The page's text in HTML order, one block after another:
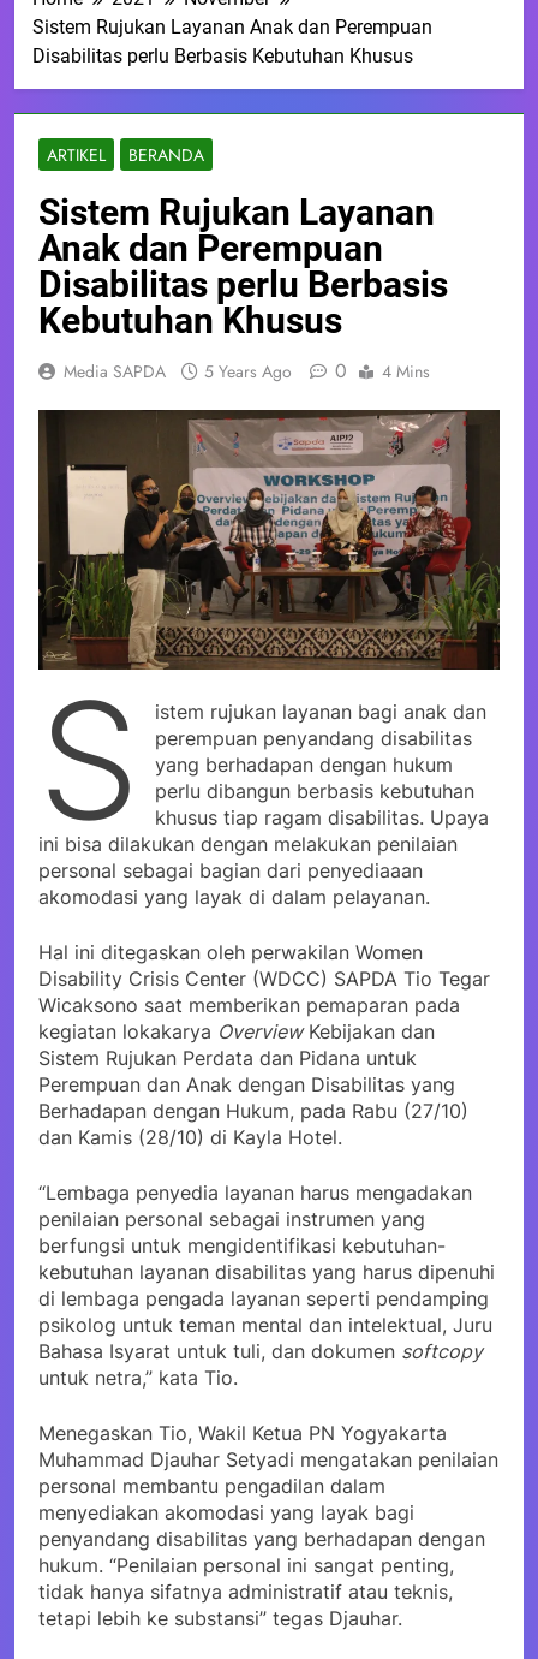
Sistem Rujukan Layanan Anak dan Perempuan
Disabilitas perlu Berbasis Kebutuhan Khusus
ARTIKEL BERANDA
Sistem Rujukan Layanan
Anak dan Perempuan
Disabilitas perlu Berbasis
Kebutuhan Khusus
Media SAPDA 5 Years Ago 0 4 Mins
S
istem rujukan layanan bagi anak dan
perempuan penyandang disabilitas
yang berhadapan dengan hukum
perlu dibangun berbasis kebutuhan
khusus tiap ragam disabilitas. Upaya
ini bisa dilakukan dengan melakukan penilaian
personal sebagai bagian dari penyediaaan
akomodasi yang layak di dalam pelayanan.
Hal ini ditegaskan oleh perwakilan Women
Disability Crisis Center (WDCC) SAPDA Tio Tegar
Wicaksono saat memberikan pemaparan pada
kegiatan lokakarya OverviewKebijakan dan
Sistem Rujukan Perdata dan Pidana untuk
Perempuan dan Anak dengan Disabilitas yang
Berhadapan dengan Hukum, pada Rabu (27/10)
dan Kamis (28/10) di Kayla Hotel.
“Lembaga penyedia layanan harus mengadakan
penilaian personal sebagai instrumen yang
berfungsi untuk mengidentifikasi kebutuhan-
kebutuhan layanan disabilitas yang harus dipenuhi
di lembaga pengada layanan seperti pendamping
psikolog untuk teman mental dan intelektual, Juru
Bahasa Isyarat untuk tuli, dan dokumen softcopy
untuk netra,” kata Tio.
Menegaskan Tio, Wakil Ketua PN Yogyakarta
Muhammad Djauhar Setyadi mengatakan penilaian
personal membantu pengadilan dalam
menyediakan akomodasi yang layak bagi
penyandang disabilitas yang berhadapan dengan
hukum. “Penilaian personal ini sangat penting,
tidak hanya sifatnya administratif atau teknis,
tetapi lebih ke substansi” tegas Djauhar.